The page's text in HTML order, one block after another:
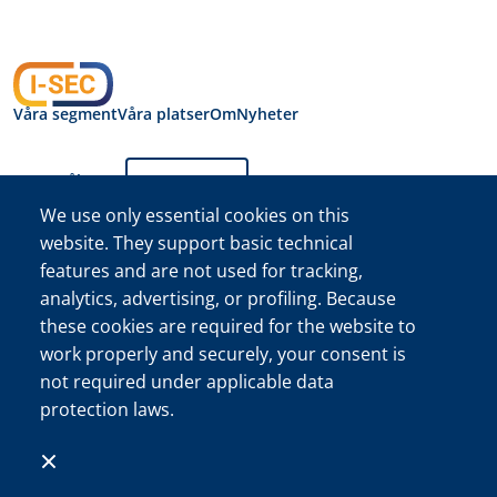
Våra segmentVåra platserOmNyheter
Byt språk: Svenska
Integritetspolicy I-
SEC International
Security B.V.
I-SEC International Security B.V. Handelskammaren (KVK)
registreringsnummer 34222467
©I-SEC®-namnet och I-SEC-logotypen® är registrerade
varumärken som tillhör I-SEC International Security B.V. och får
endast användas med uttryckligt tillstånd.
We use only essential cookies on this
website. They support basic technical
features and are not used for tracking,
analytics, advertising, or profiling. Because
these cookies are required for the website to
work properly and securely, your consent is
not required under applicable data
protection laws.